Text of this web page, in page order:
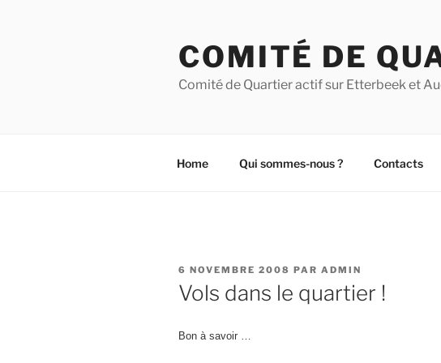
COMITÉ DE
Comité de Quartier actif sur Etterbeek et
Home Qui sommes-nous ? Contacts
PUBLIÉ
LE
6 NOVEMBRE 2008 PAR ADMIN
Vols dans le quartier !
Bon à savoir …